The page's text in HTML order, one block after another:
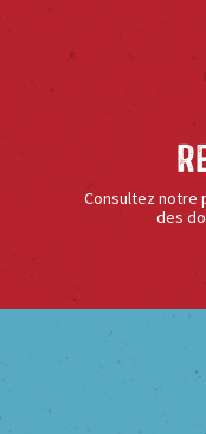
Consultez notre
des